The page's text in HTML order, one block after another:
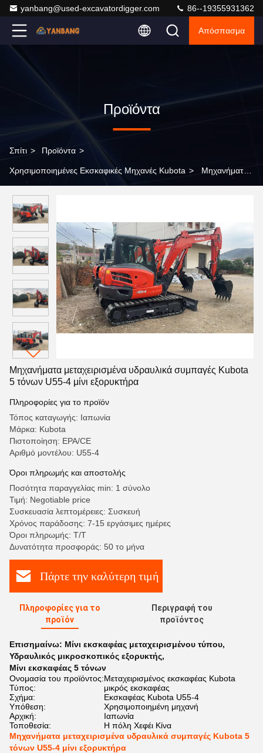
yanbang@used-excavatordigger.com 86--19355931362
Απόσπασμα
Προϊόντα
Σπίτι > Προϊόντα >
Χρησιμοποιημένες Εκσκαφικές Μηχανές Kubota > Μηχανήματα
εξορυκτήρα
Μηχανήματα μεταχειρισμένα υδραυλικά συμπαγές Kubota
5 τόνων U55-4 μίνι εξορυκτήρα
Πληροφορίες για το προϊόν
Τόπος καταγωγής: Ιαπωνία
Μάρκα: Kubota
Πιστοποίηση: EPA/CE
Αριθμό μοντέλου: U55-4
Όροι πληρωμής και αποστολής
Ποσότητα παραγγελίας min: 1 σύνολο
Τιμή: Negotiable price
Συσκευασία λεπτομέρειες: Συσκευή
Χρόνος παράδοσης: 7-15 εργάσιμες ημέρες
Όροι πληρωμής: Τ/Τ
Δυνατότητα προσφοράς: 50 το μήνα
Πάρτε την καλύτερη τιμή
Πληροφορίες για το
προϊόν
Περιγραφή του
προϊόντος
Επισημαίνω: Μίνι εκσκαφέας μεταχειρισμένου τύπου,
Υδραυλικός μικροσκοπικός εξορυκτής,
Μίνι εκσκαφέας 5 τόνων
Ονομασία του προϊόντος:Μεταχειρισμένος εκσκαφέας Kubota
Τύπος:
μικρός εκσκαφέας
Σχήμα:
Εκσκαφέας Kubota U55-4
Υπόθεση:
Χρησιμοποιημένη μηχανή
Αρχική:
Ιαπωνία
Τοποθεσία:
Η πόλη Χεφέι Κίνα
Μηχανήματα μεταχειρισμένα υδραυλικά συμπαγές Kubota 5
τόνων U55-4 μίνι εξορυκτήρα